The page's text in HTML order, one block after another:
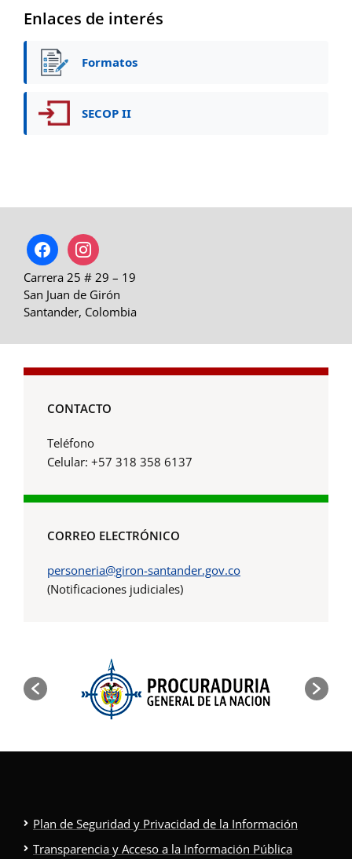
Enlaces de interés
Formatos
SECOP II
facebookinstagram
Carrera 25 # 29 – 19
San Juan de Girón
Santander, Colombia
CONTACTO
Teléfono
Celular: +57 318 358 6137
CORREO ELECTRÓNICO
personeria@giron-santander.gov.co
(Notificaciones judiciales)
Plan de Seguridad y Privacidad de la Información
Transparencia y Acceso a la Información Pública